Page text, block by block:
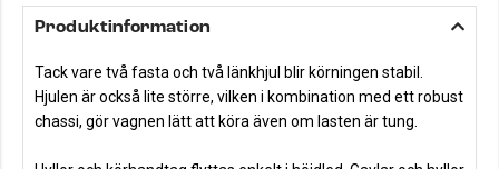
Produktinformation
Tack vare två fasta och två länkhjul blir körningen stabil.
Hjulen är också lite större, vilken i kombination med ett robust
chassi, gör vagnen lätt att köra även om lasten är tung.